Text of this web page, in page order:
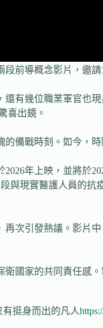
前導概念影片，邀
有幾位職業軍官也
喜出鏡。
備戰時刻。如今，
年上映，並將
與現實醫護人員的
次引發熱議。影片
國家的共同責任感
挺身而出的凡人